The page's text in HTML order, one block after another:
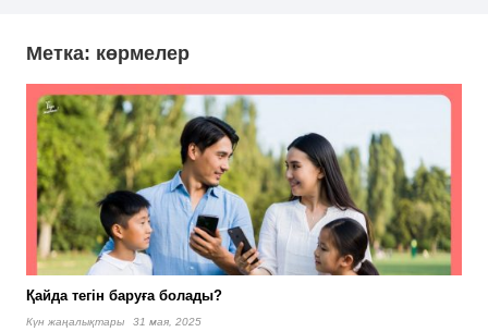
Метка: көрмелер
Қайда тегін баруға болады?
Күн жаңалықтары
31 мая, 2025